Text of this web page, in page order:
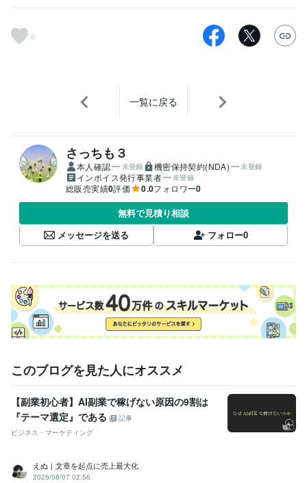
8
一覧に戻る
さっちも３
本人確認 未登録 機密保持契約(NDA) 未登録
インボイス発行事業者 未登録
総販売実績0評価 0.0フォロワー0
無料で見積り相談
メッセージを送る
フォロー0
このブログを見た人にオススメ
【副業初心者】AI副業で稼げない原因の9割は
『テーマ選定』である
記事
ビジネス・マーケティング
えぬ｜文章を起点に売上最大化
2026/08/07 02:56